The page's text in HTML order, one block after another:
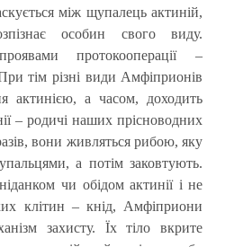
між щупалець актиній,
особин свого виду.
протокооперації –
тім різні види Амфіприонів
актинією, а часом, доходить
– родичі наших прісноводних
вони живляться рибою, яку
а потім заковтують.
чи обідом актинії і не
клітин – кнід, Амфіприони
захисту. Їх тіло вкрите